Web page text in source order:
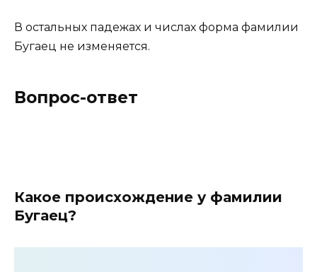
В остальных падежах и числах форма фамилии
Бугаец не изменяется.
Вопрос-ответ
Какое происхождение у фамилии
Бугаец?